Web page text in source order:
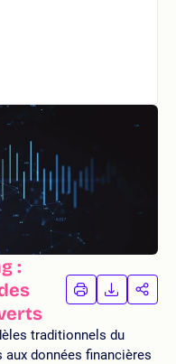
:
IMPRIMER
LA
LA
traditionnels du
aux données financières